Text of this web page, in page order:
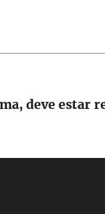
deve estar